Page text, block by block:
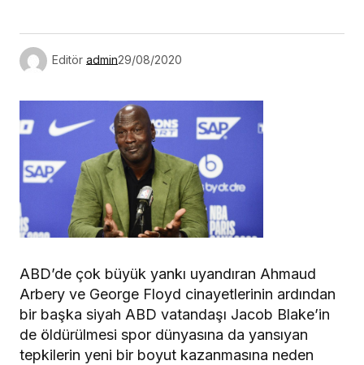
Editör admin29/08/2020
ABD’de çok büyük yankı uyandıran Ahmaud
Arbery ve George Floyd cinayetlerinin ardından
bir başka siyah ABD vatandaşı Jacob Blake’in
de öldürülmesi spor dünyasına da yansıyan
tepkilerin yeni bir boyut kazanmasına neden